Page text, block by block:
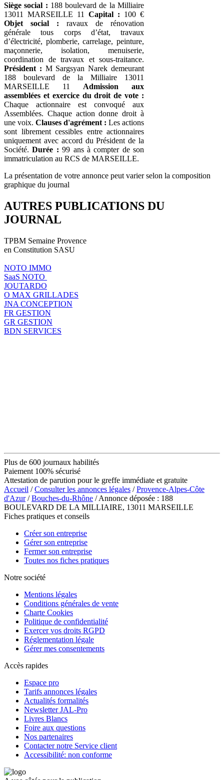
Siège social : 188 boulevard de la Milliaire
13011 MARSEILLE 11 Capital : 100 €
Objet social : ravaux de rénovation
générale tous corps d’état, travaux
d’électricité, plomberie, carrelage, peinture,
maçonnerie, isolation, menuiserie,
coordination de travaux et sous-traitance.
Président : M Sargsyan Narek demeurant
188 boulevard de la Milliaire 13011
MARSEILLE 11 Admission aux
assemblées et exercice du droit de vote :
Chaque actionnaire est convoqué aux
Assemblées. Chaque action donne droit à
une voix. Clauses d'agrément : Les actions
sont librement cessibles entre actionnaires
uniquement avec accord du Président de la
Société.Durée : 99 ans à compter de son
immatriculation au RCS de MARSEILLE.
La présentation de votre annonce peut varier selon la composition
graphique du journal
AUTRES PUBLICATIONS DU
JOURNAL
TPBM Semaine Provence
en Constitution SASU
NOTO IMMO
SaaS NOTO
JOUTARDO
O MAX GRILLADES
JNA CONCEPTION
FR GESTION
GR GESTION
BDN SERVICES
Plus de 600 journaux habilités
Paiement 100% sécurisé
Attestation de parution pour le greffe immédiate et gratuite
Accueil /Consulter les annonces légales /Provence-Alpes-Côte
d'Azur/Bouches-du-Rhône / Annonce déposée : 188
BOULEVARD DE LA MILLIAIRE, 13011 MARSEILLE
Fiches pratiques et conseils
Créer son entreprise
Gérer son entreprise
Fermer son entreprise
Toutes nos fiches pratiques
Notre société
Mentions légales
Conditions générales de vente
Charte Cookies
Politique de confidentialité
Exercer vos droits RGPD
Réglementation légale
Gérer mes consentements
Accès rapides
Espace pro
Tarifs annonces légales
Actualités formalités
Newsletter JAL-Pro
Livres Blancs
Foire aux questions
Nos partenaires
Contacter notre Service client
Accessibilité: non conforme